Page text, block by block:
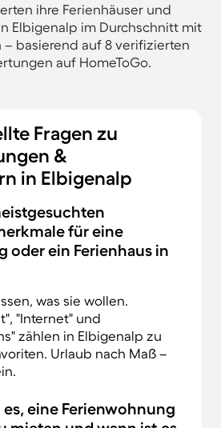
ihre Ferienhäuser und
Elbigenalp im Durchschnitt mit
– basierend auf 8 verifizierten
auf HomeToGo.
Fragen zu
&
in Elbigenalp
für eine
oder ein Ferienhaus in
was sie wollen.
"Internet" und
zählen in Elbigenalp zu
Urlaub nach Maß –
eine Ferienwohnung